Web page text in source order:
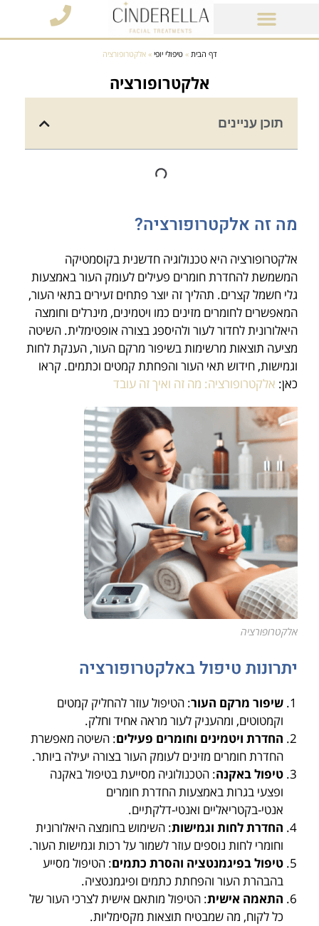
דף הבית »טיפולי יופי »אלקטרופורציה
אלקטרופורציה
תוכן עניינים
מה זה אלקטרופורציה?
אלקטרופורציה היא טכנולוגיה חדשנית בקוסמטיקה
המשמשת להחדרת חומרים פעילים לעומק העור באמצעות
גלי חשמל קצרים. תהליך זה יוצר פתחים זעירים בתאי העור,
המאפשרים לחומרים מזינים כמו ויטמינים, מינרלים וחומצה
היאלורונית לחדור לעור ולהיספג בצורה אופטימלית. השיטה
מציעה תוצאות מרשימות בשיפור מרקם העור, הענקת לחות
וגמישות, חידוש תאי העור והפחתת קמטים וכתמים. קראו
כאן: אלקטרופורציה: מה זה ואיך זה עובד
אלקטרופורציה
יתרונות טיפול באלקטרופורציה
שיפור מרקם העור: הטיפול עוזר להחליק קמטים
וקמטוטים, ומהעניק לעור מראה אחיד וחלק.
החדרת ויטמינים וחומרים פעילים: השיטה מאפשרת
החדרת חומרים מזינים לעומק העור בצורה יעילה ביותר.
טיפול באקנה: הטכנולוגיה מסייעת בטיפול באקנה
ופצעי בגרות באמצעות החדרת חומרים
אנטי-בקטריאליים ואנטי-דלקתיים.
החדרת לחות וגמישות: השימוש בחומצה היאלורונית
וחומרי לחות נוספים עוזר לשמור על רכות וגמישות העור.
טיפול בפיגמנטציה והסרת כתמים: הטיפול מסייע
בהבהרת העור והפחתת כתמים ופיגמנטציה.
התאמה אישית: הטיפול מותאם אישית לצרכי העור של
כל לקוח, מה שמבטיח תוצאות מקסימליות.